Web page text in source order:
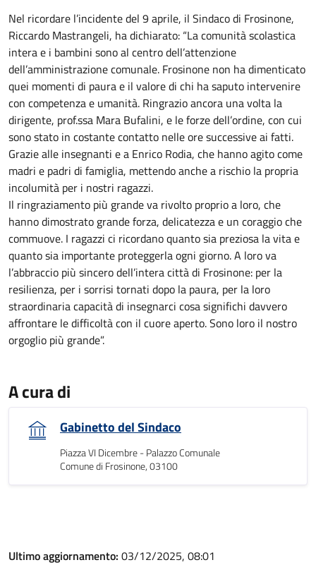
Nel ricordare l’incidente del 9 aprile, il Sindaco di Frosinone,
Riccardo Mastrangeli, ha dichiarato: “La comunità scolastica
intera e i bambini sono al centro dell’attenzione
dell’amministrazione comunale. Frosinone non ha dimenticato
quei momenti di paura e il valore di chi ha saputo intervenire
con competenza e umanità. Ringrazio ancora una volta la
dirigente, prof.ssa Mara Bufalini, e le forze dell’ordine, con cui
sono stato in costante contatto nelle ore successive ai fatti.
Grazie alle insegnanti e a Enrico Rodia, che hanno agito come
madri e padri di famiglia, mettendo anche a rischio la propria
incolumità per i nostri ragazzi.
Il ringraziamento più grande va rivolto proprio a loro, che
hanno dimostrato grande forza, delicatezza e un coraggio che
commuove. I ragazzi ci ricordano quanto sia preziosa la vita e
quanto sia importante proteggerla ogni giorno. A loro va
l’abbraccio più sincero dell’intera città di Frosinone: per la
resilienza, per i sorrisi tornati dopo la paura, per la loro
straordinaria capacità di insegnarci cosa significhi davvero
affrontare le difficoltà con il cuore aperto. Sono loro il nostro
orgoglio più grande”.
A cura di
Gabinetto del Sindaco
Piazza VI Dicembre - Palazzo Comunale
Comune di Frosinone, 03100
Ultimo aggiornamento: 03/12/2025, 08:01